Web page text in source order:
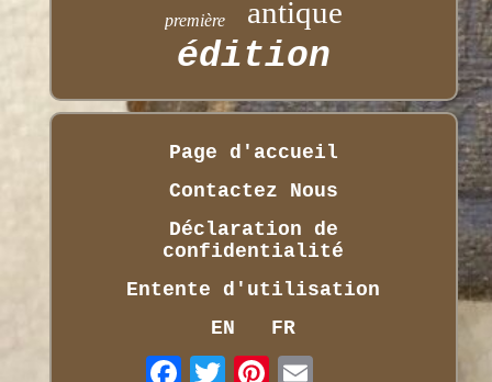
première antique
édition
Page d'accueil
Contactez Nous
Déclaration de
confidentialité
Entente d'utilisation
EN
FR